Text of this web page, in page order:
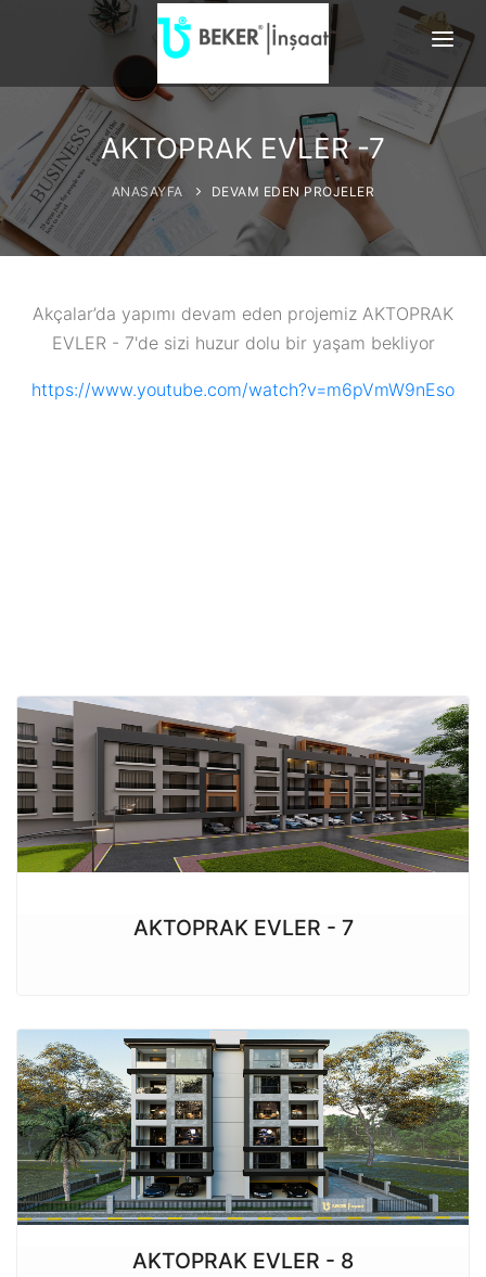
ANASAYFA
HAKKIMIZDA
TAMAMLANAN PROJELERİMİ
DEVAM EDEN P...
BİLGİ EDİNME
AKTOPRAK EVLER -7
ANASAYFA DEVAM EDEN PROJELER
Akçalar’da yapımı devam eden projemiz AKTOPRAK
EVLER - 7'de sizi huzur dolu bir yaşam bekliyor
https://www.youtube.com/watch?v=m6pVmW9nEso
AKTOPRAK EVLER - 7
AKTOPRAK EVLER - 8